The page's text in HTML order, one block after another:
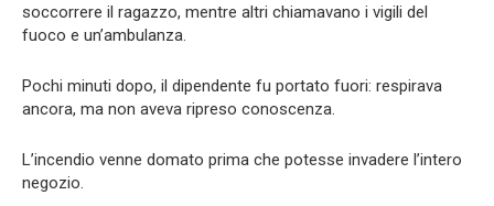
soccorrere il ragazzo, mentre altri chiamavano i vigili del
fuoco e un’ambulanza.
Pochi minuti dopo, il dipendente fu portato fuori: respirava
ancora, ma non aveva ripreso conoscenza.
L’incendio venne domato prima che potesse invadere l’intero
negozio.